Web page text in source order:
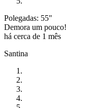
Polegadas: 55"
Demora um pouco!
há cerca de 1 mês
Santina